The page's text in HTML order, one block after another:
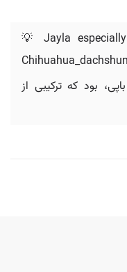
💡 Jayla
بود که ترکیبی از